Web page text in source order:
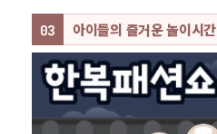
아이들의 즐거운 놀이시간